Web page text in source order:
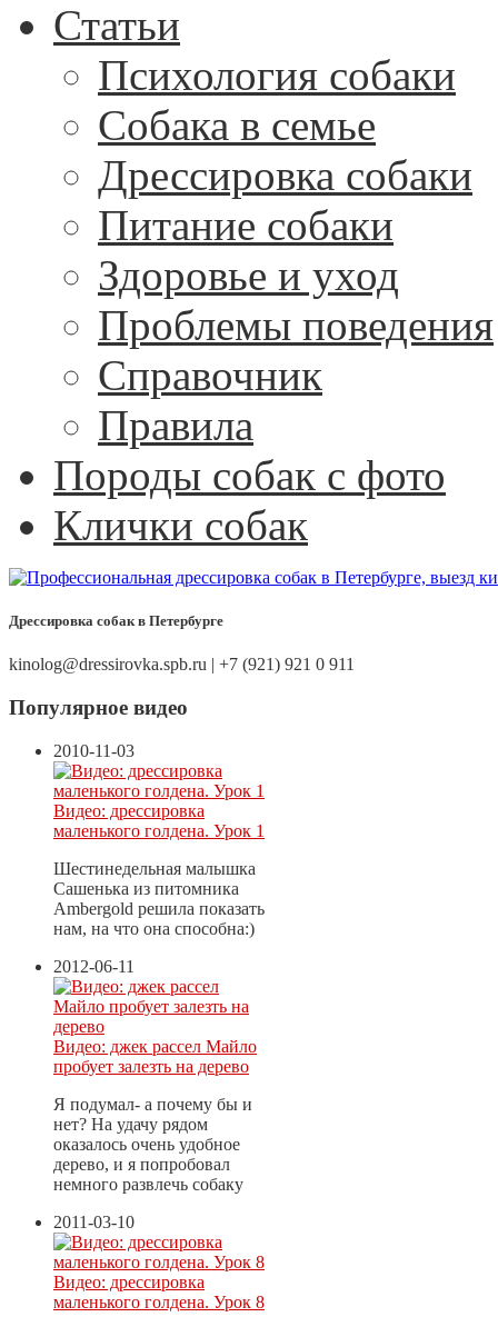
Статьи
Психология собаки
Собака в семье
Дрессировка собаки
Питание собаки
Здоровье и уход
Проблемы поведения
Справочник
Правила
Породы собак с фото
Клички собак
Дрессировка собак в Петербурге
kinolog@dressirovka.spb.ru | +7 (921) 921 0 911
Популярное видео
2010-11-03
Видео: дрессировка
маленького голдена. Урок 1
Шестинедельная малышка
Сашенька из питомника
Ambergold решила показать
нам, на что она способна:)
2012-06-11
Видео: джек рассел Майло
пробует залезть на дерево
Я подумал- а почему бы и
нет? На удачу рядом
оказалось очень удобное
дерево, и я попробовал
немного развлечь собаку
2011-03-10
Видео: дрессировка
маленького голдена. Урок 8